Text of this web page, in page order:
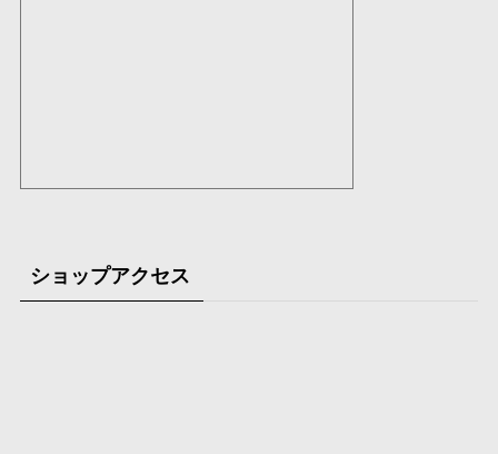
ショップアクセス